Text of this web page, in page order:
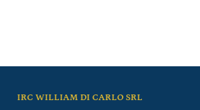
IRC WILLIAM DI CARLO SRL